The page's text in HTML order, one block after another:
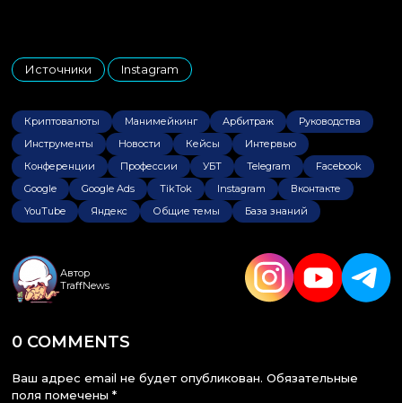
Источники
,
Instagram
Криптовалюты Манимейкинг Арбитраж
Руководства
Инструменты
Новости Кейсы
Интервью
Конференции
Профессии УБТ Telegram
Facebook
Google
Google Ads TikTok Instagram
Вконтакте
YouTube
Яндекс Общие темы База знаний
Автор
TraffNews
0 COMMENTS
Ваш адрес email не будет опубликован. Обязательные
поля помечены *